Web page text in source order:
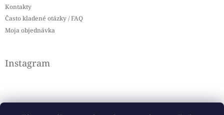
Kontakty
Často kladené otázky / FAQ
Moja objednávka
Instagram